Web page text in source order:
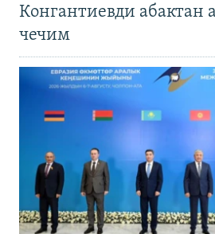
Конгантиевди абактан
чечим